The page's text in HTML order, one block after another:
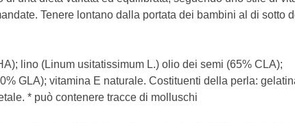
Tenere lontano dalla portata dei bambini al di sotto
lino (Linum usitatissimum L.) olio dei semi (65% CLA);
GLA); vitamina E naturale. Costituenti della perla:
* può contenere tracce di molluschi